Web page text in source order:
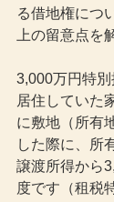
る借地権につ
上の留意点を
3,000万円特別
居住していた
に敷地（所有
した際に、所
譲渡所得から
度です（租税